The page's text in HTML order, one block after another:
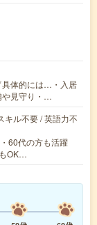
具体的には…・入居
や見守り・…
キル不要 / 英語力不
60代の方も活躍
OK…